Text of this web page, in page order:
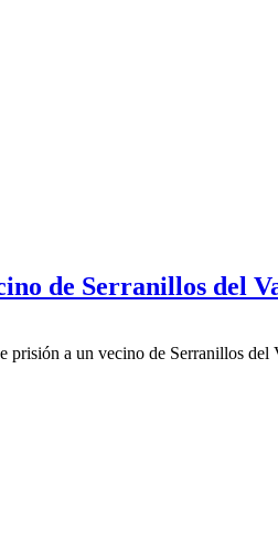
de Serranillos del
a un vecino de Serranillos